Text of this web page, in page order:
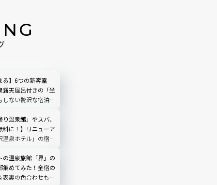
る】6つの新客室
露天風呂付きの「坐
しない贅沢な宿泊記
温泉館」やスパ、
料に！】リニューア
温泉ホテル」の宿泊
の温泉旅館「界」の
集めてみた！全宿の
表裏の色合わせもチ